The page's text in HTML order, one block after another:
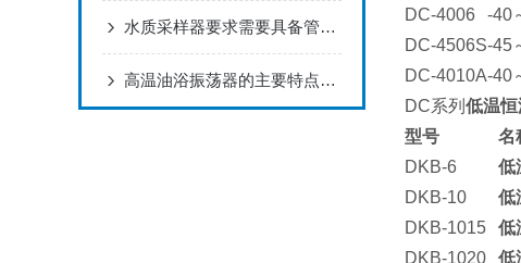
水质采样器要求需要具备管路润洗和管路排空功能的原因
高温油浴振荡器的主要特点及注意事项
DC-4006
-40
DC-4506S-45
DC-4010A-40
DC系列 低温
型号
名
DKB-6
低
DKB-10
低
DKB-1015
低
DKB-1020
低